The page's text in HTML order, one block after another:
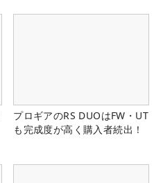
プロギアのRS DUOはFW・UT
も完成度が高く購入者続出！